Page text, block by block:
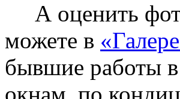
А оценить
можете в
бывшие работы